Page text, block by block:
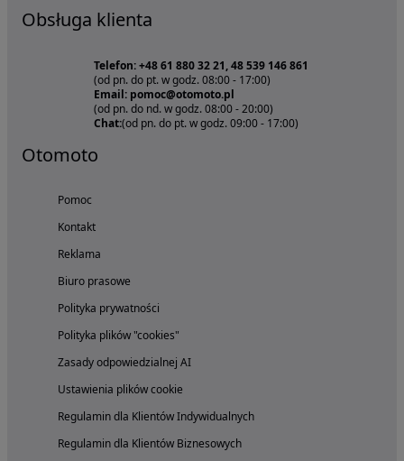
Obsługa klienta
Telefon: +48 61 880 32 21, 48 539 146 861
(od pn. do pt. w godz. 08:00 - 17:00)
Email: pomoc@otomoto.pl
(od pn. do nd. w godz. 08:00 - 20:00)
Chat:(od pn. do pt. w godz. 09:00 - 17:00)
Otomoto
Pomoc
Kontakt
Reklama
Biuro prasowe
Polityka prywatności
Polityka plików "cookies"
Zasady odpowiedzialnej AI
Ustawienia plików cookie
Regulamin dla Klientów Indywidualnych
Regulamin dla Klientów Biznesowych